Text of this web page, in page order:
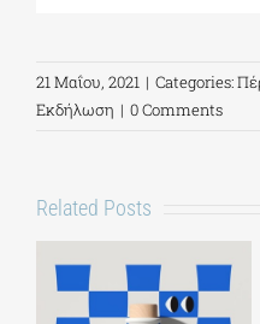
21 Μαΐου, 2021 | Categories:
Εκδήλωση | 0 Comments
Related Posts